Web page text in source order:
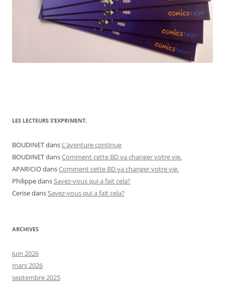
LES LECTEURS S’EXPRIMENT.
BOUDINETdans L’aventure continue
BOUDINETdansComment cette BD va changer votre vie.
APARICIOdansComment cette BD va changer votre vie.
PhilippedansSavez-vous qui a fait cela?
CerisedansSavez-vous qui a fait cela?
ARCHIVES
juin 2026
mars 2026
septembre 2025